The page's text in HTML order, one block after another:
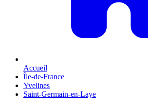
Accueil
Île-de-France
Yvelines
Saint-Germain-en-Laye